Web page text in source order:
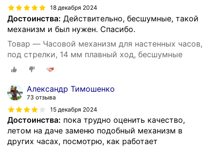
18 декабря 2024
Достоинства: Действительно, бесшумные, такой
механизм и был нужен. Спасибо.
Товар — Часовой механизм для настенных часов,
под стрелки, 14 мм плавный ход, бесшумные
Александр Тимошенко
73 отзыва
15 декабря 2024
Достоинства: пока трудно оценить качество,
летом на даче заменю подобный механизм в
других часах, посмотрю, как работает